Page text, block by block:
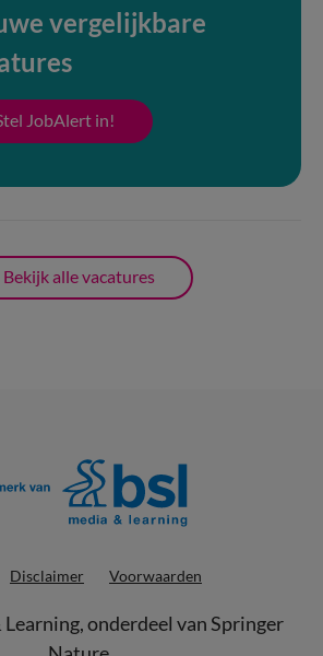
vergelijkbare
JobAlert in!
Bekijk alle vacatures
Disclaimer Voorwaarden
Learning, onderdeel vanSpringer